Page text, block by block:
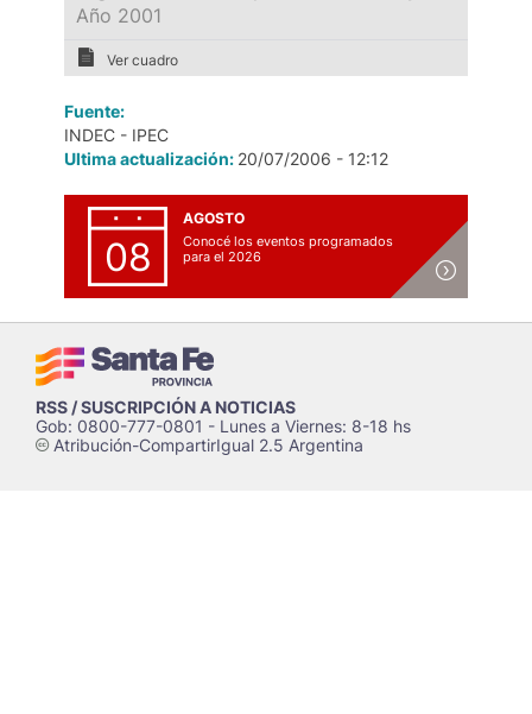
Año 2001
Ver cuadro
Fuente:
INDEC - IPEC
Ultima actualización: 20/07/2006 - 12:12
08
AGOSTO
Conocé los eventos programados
para el 2026
RSS / SUSCRIPCIÓN A NOTICIAS
Gob: 0800-777-0801 - Lunes a Viernes: 8-18 hs
cAtribución-CompartirIgual 2.5 Argentina